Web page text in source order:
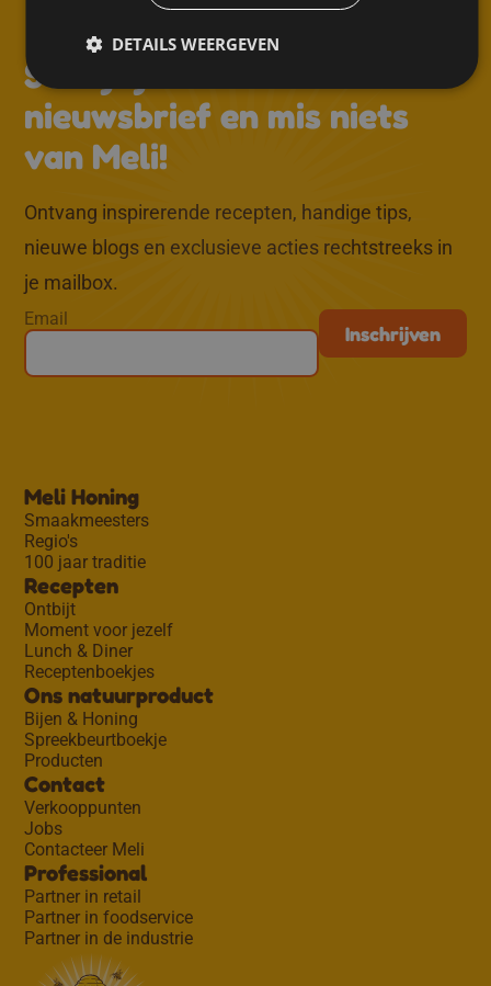
↑
Schrijf je in voor de
nieuwsbrief en mis niets
van Meli!
Ontvang inspirerende recepten, handige tips,
nieuwe blogs en exclusieve acties rechtstreeks in
je mailbox.
Email
Meli Honing
Smaakmeesters
Regio's
100 jaar traditie
Recepten
Ontbijt
Moment voor jezelf
Lunch & Diner
Receptenboekjes
Ons natuurproduct
Bijen & Honing
Spreekbeurtboekje
Producten
Contact
Verkooppunten
Jobs
Contacteer Meli
Professional
Partner in retail
Partner in foodservice
Partner in de industrie
DETAILS WEERGEVEN